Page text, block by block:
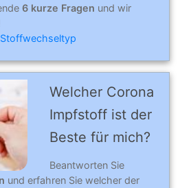
6 kurze Fragen und wir
Stoffwechseltyp
Welcher Corona
Impfstoff ist der
Beste für mich?
Beantworten Sie
und erfahren Sie welcher der